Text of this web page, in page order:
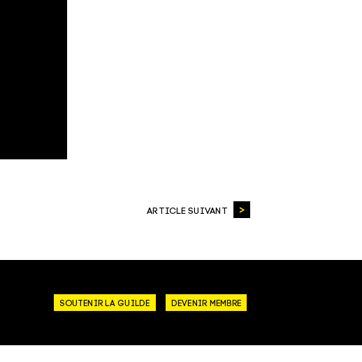
ARTICLE SUIVANT
SOUTENIR LA GUILDE DEVENIR MEMBRE